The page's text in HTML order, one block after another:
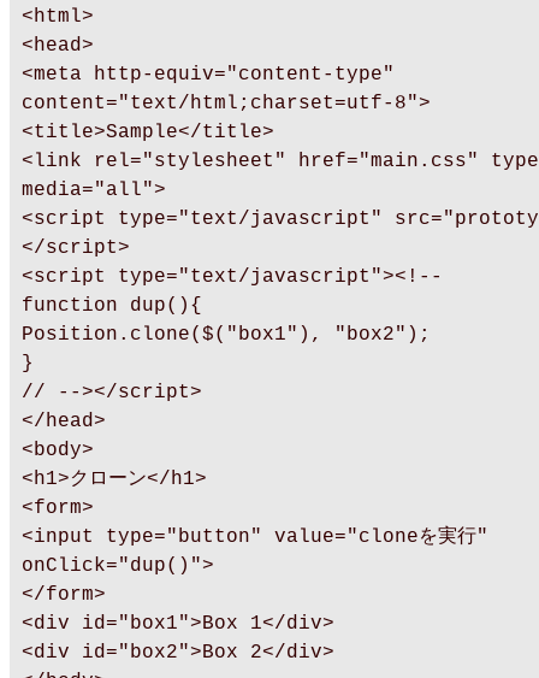
<html>
<head>
<meta http-equiv="content-type"
content="text/html;charset=utf-8">
<title>Sample</title>
<link rel="stylesheet" href="main.css"
media="all">
<script type="text/javascript"
</script>
<script type="text/javascript"><!--
function dup(){
Position.clone($("box1"), "box2");
}
// --></script>
</head>
<body>
<h1>クローン</h1>
<form>
<input type="button" value="cloneを実行"
onClick="dup()">
</form>
<div id="box1">Box 1</div>
<div id="box2">Box 2</div>